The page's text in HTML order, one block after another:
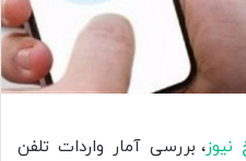
نیوز، بررسی آمار واردات تلفن